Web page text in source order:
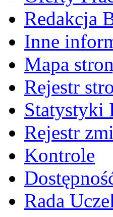
Redakcja
Inne
Mapa
Rejestr
Statystyki
Rejestr
Kontrole
Rada